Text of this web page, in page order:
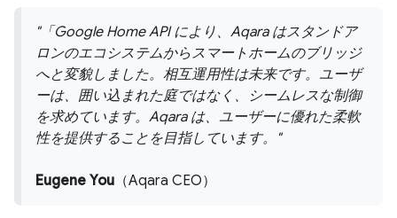
「Google Home API により、Aqara はスタンドア
ロンのエコシステムからスマートホームのブリッジ
へと変貌しました。相互運用性は未来です。ユーザ
ーは、囲い込まれた庭ではなく、シームレスな制御
を求めています。Aqara は、ユーザーに優れた柔軟
性を提供することを目指しています。
Eugene You （Aqara CEO）